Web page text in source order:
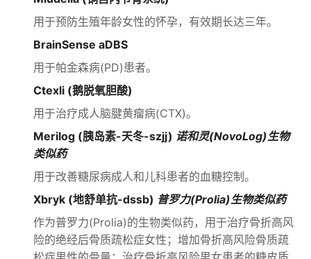
用于预防生殖年龄女性的怀孕，有效期长达三年。
BrainSense aDBS
用于帕金森病(PD)患者。
Ctexli (鹅脱氧胆酸)
用于治疗成人脑腱黄瘤病(CTX)。
Merilog (胰岛素-天冬-szjj) 诺和灵(NovoLog)生物
类似药
用于改善糖尿病成人和儿科患者的血糖控制。
Xbryk (地舒单抗-dssb) 普罗力(Prolia)生物类似药
作为普罗力(Prolia)的生物类似药，用于治疗骨折高风
险的绝经后骨质疏松症女性；增加骨折高风险骨质疏